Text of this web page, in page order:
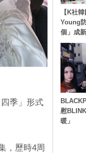
季」形式
，歷時4周
【K社
Young
個」成
慰
暖」